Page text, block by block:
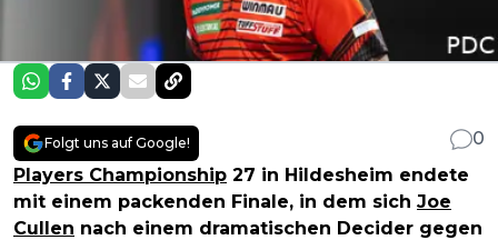
Folgt uns auf Google!
0
Players Championship 27 in Hildesheim endete
mit einem packenden Finale, in dem sich Joe
Cullen nach einem dramatischen Decider gegen